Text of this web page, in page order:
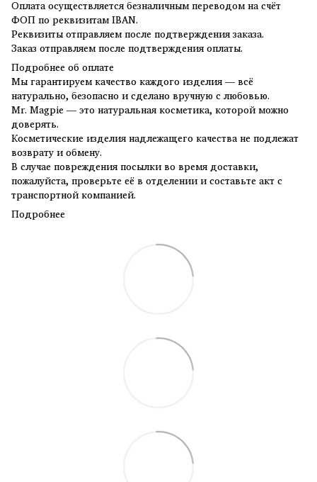
Оплата осуществляется безналичным переводом на счёт
ФОП по реквизитам IBAN.
Реквизиты отправляем после подтверждения заказа.
Заказ отправляем после подтверждения оплаты.
Подробнее об оплате
Мы гарантируем качество каждого изделия — всё
натурально, безопасно и сделано вручную с любовью.
Mr. Magpie — это натуральная косметика, которой можно
доверять.
Косметические изделия надлежащего качества не подлежат
возврату и обмену.
В случае повреждения посылки во время доставки,
пожалуйста, проверьте её в отделении и составьте акт с
транспортной компанией.
Подробнее